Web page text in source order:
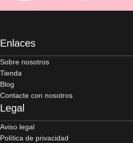
Enlaces
Sobre nosotros
Tienda
Blog
Contacte con nosotros
Legal
Aviso legal
Política de privacidad